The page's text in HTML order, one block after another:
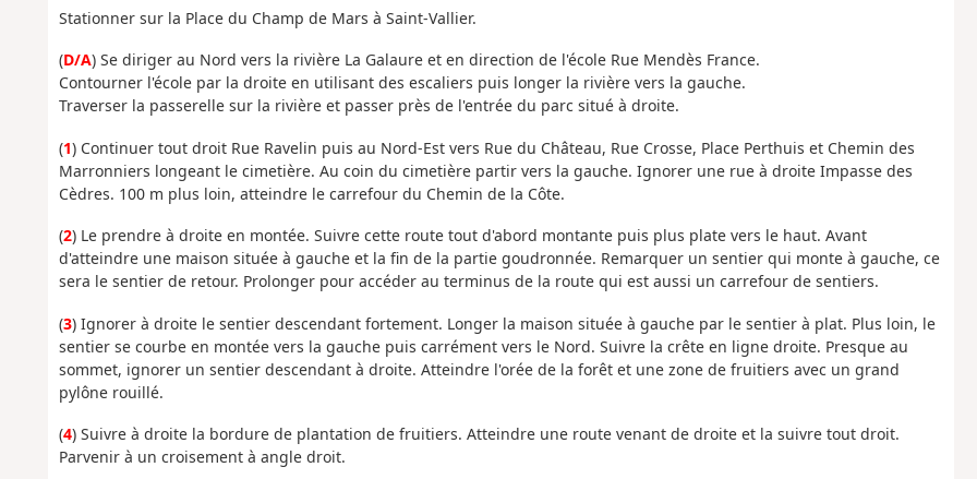
Stationner sur la Place du Champ de Mars à Saint-Vallier.
(D/A) Se diriger au Nord vers la rivière La Galaure et en direction de l'école Rue Mendès France.
Contourner l'école par la droite en utilisant des escaliers puis longer la rivière vers la gauche.
Traverser la passerelle sur la rivière et passer près de l'entrée du parc situé à droite.
(1) Continuer tout droit Rue Ravelin puis au Nord-Est vers Rue du Château, Rue Crosse, Place Perthuis et Chemin des
Marronniers longeant le cimetière. Au coin du cimetière partir vers la gauche. Ignorer une rue à droite Impasse des
Cèdres. 100 m plus loin, atteindre le carrefour du Chemin de la Côte.
(2) Le prendre à droite en montée. Suivre cette route tout d'abord montante puis plus plate vers le haut. Avant
d'atteindre une maison située à gauche et la fin de la partie goudronnée. Remarquer un sentier qui monte à gauche, ce
sera le sentier de retour. Prolonger pour accéder au terminus de la route qui est aussi un carrefour de sentiers.
(3) Ignorer à droite le sentier descendant fortement. Longer la maison située à gauche par le sentier à plat. Plus loin, le
sentier se courbe en montée vers la gauche puis carrément vers le Nord. Suivre la crête en ligne droite. Presque au
sommet, ignorer un sentier descendant à droite. Atteindre l'orée de la forêt et une zone de fruitiers avec un grand
pylône rouillé.
(4) Suivre à droite la bordure de plantation de fruitiers. Atteindre une route venant de droite et la suivre tout droit.
Parvenir à un croisement à angle droit.